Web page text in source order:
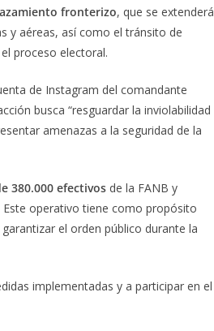
fronterizo, que se extenderá
y aéreas, así como el tránsito de
proceso electoral.
de Instagram del comandante
busca “resguardar la inviolabilidad
amenazas a la seguridad de la
380.000 efectivos de la FANB y
Este operativo tiene como propósito
el orden público durante la
implementadas y a participar en el